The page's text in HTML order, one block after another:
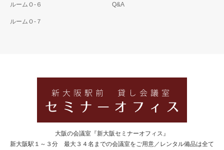
ルームＯ-６
ルームＯ-７
Q&A
大阪の会議室『新大阪セミナーオフィス』
新大阪駅１～３分 最大３４名までの会議室をご用意／レンタル備品は全て